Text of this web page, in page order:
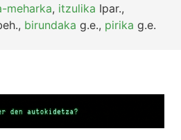
meharka, itzulika Ipar.,
, birundaka g.e., pirika g.e.